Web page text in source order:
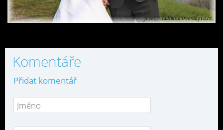
Komentáře
Přidat komentář